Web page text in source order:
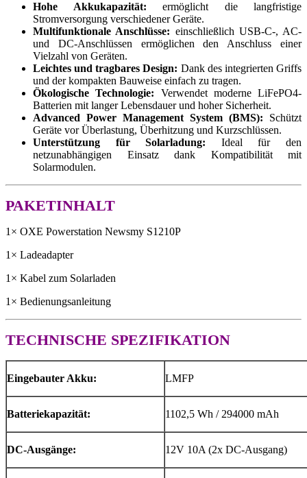
Hohe Akkukapazität: ermöglicht die langfristige
Stromversorgung verschiedener Geräte.
Multifunktionale Anschlüsse: einschließlich USB-C-, AC-
und DC-Anschlüssen ermöglichen den Anschluss einer
Vielzahl von Geräten.
Leichtes und tragbares Design: Dank des integrierten Griffs
und der kompakten Bauweise einfach zu tragen.
Ökologische Technologie: Verwendet moderne LiFePO4-
Batterien mit langer Lebensdauer und hoher Sicherheit.
Advanced Power Management System (BMS): Schützt
Geräte vor Überlastung, Überhitzung und Kurzschlüssen.
Unterstützung für Solarladung: Ideal für den
netzunabhängigen Einsatz dank Kompatibilität mit
Solarmodulen.
PAKETINHALT
1× OXE Powerstation Newsmy S1210P
1× Ladeadapter
1× Kabel zum Solarladen
1× Bedienungsanleitung
TECHNISCHE SPEZIFIKATION
Eingebauter Akku: LMFP
Batteriekapazität: 1102,5 Wh / 294000 mAh
DC-Ausgänge: 12V 10A (2x DC-Ausgang)